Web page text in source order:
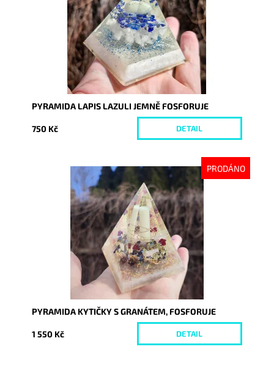
PYRAMIDA LAPIS LAZULI JEMNĚ FOSFORUJE
750 Kč DETAIL
PRODÁNO
Dostupnost:
Vyprodáno
9339
PYRAMIDA KYTIČKY S GRANÁTEM, FOSFORUJE
1 550 Kč DETAIL